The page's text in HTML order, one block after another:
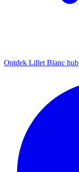
Ontdek Lillet Blanc hub